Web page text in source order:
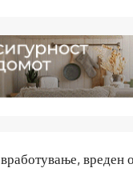
вреден